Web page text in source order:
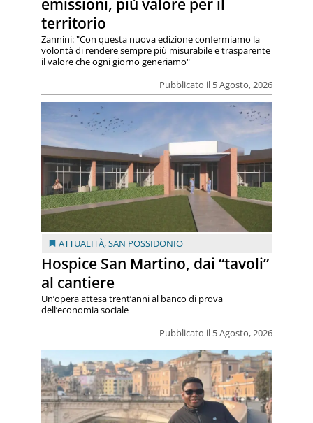
emissioni, più valore per il
territorio
Pubblicato il 5 Agosto, 2026
Zannini: "Con questa nuova edizione confermiamo la
volontà di rendere sempre più misurabile e trasparente
il valore che ogni giorno generiamo"
ATTUALITÀ,SAN POSSIDONIO
Hospice San Martino, dai “tavoli”
al cantiere
Pubblicato il 5 Agosto, 2026
Un’opera attesa trent’anni al banco di prova
dell’economia sociale